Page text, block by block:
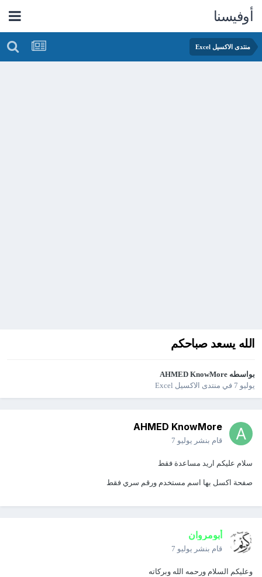
أوفيسنا
منتدى الاكسيل Excel
الله يسعد صباحكم
بواسطه AHMED KnowMore
يوليو 7 في منتدى الاكسيل Excel
AHMED KnowMore
قام بنشر يوليو 7
سلام عليكم اريد مساعدة فقط
صفحة اكسل بها اسم مستخدم ورقم سري فقط
أبومروان
قام بنشر يوليو 7
وعليكم السلام ورحمه الله وبركاته